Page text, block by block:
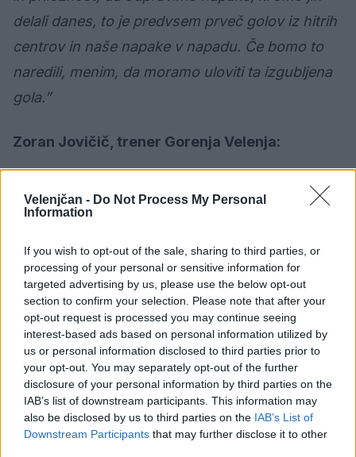
Velenjčan - Do Not Process My Personal
Information
If you wish to opt-out of the sale, sharing to third parties, or
processing of your personal or sensitive information for
targeted advertising by us, please use the below opt-out
section to confirm your selection. Please note that after your
opt-out request is processed you may continue seeing
interest-based ads based on personal information utilized by
us or personal information disclosed to third parties prior to
your opt-out. You may separately opt-out of the further
disclosure of your personal information by third parties on the
IAB’s list of downstream participants. This information may
also be disclosed by us to third parties on the IAB’s List of
Downstream Participants that may further disclose it to other
delali danes, to je predvsem prveč golov iz hitrih
centrov in naše napake v napadu. Če bomo to
naredili, menim, da moramo uloviti ta izgubljena
gola.”
Zoran Jovičič, trener Gorenja Velenja:
tekmec, ki smo ga imeli - z bolj izkušenimi in
poznalo tudi to, da se je Kavčič poškodoval,
upam, da ni nič hujšega. Čaka nas zelo zanimiva
druga tekma, na kateri bomo poskušali dati svoj
maksimum.”
Polfinale Evropskega pokala EHF, 1. tekma -
sobota, 17. april, ob 18:00 CEST (OAKA Sport Hall
Kassimatis, Atene)